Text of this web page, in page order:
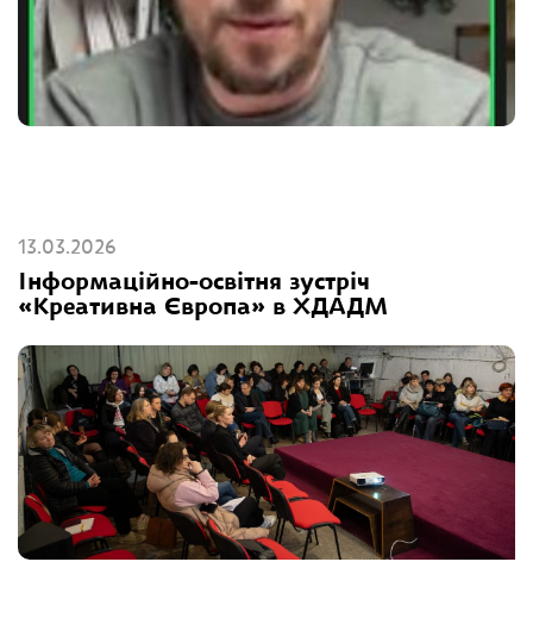
13.03.2026
Інформаційно-освітня зустріч
«Креативна Європа» в ХДАДМ